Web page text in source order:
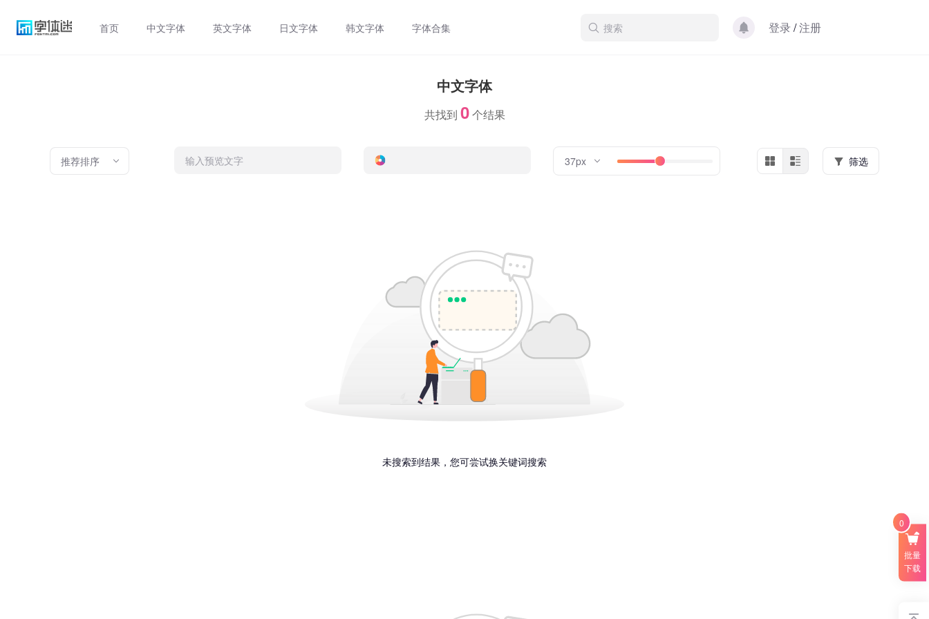
首页 中文字体 英文字体 日文字体 韩文字体 字体合集 登录 /注册
中文字体
共找到 0个结果
推荐排序 37px 筛选
未搜索到结果，您可尝试换关键词搜索
批量
下载
0